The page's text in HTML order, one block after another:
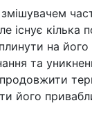
існує кілька
на його
та
його